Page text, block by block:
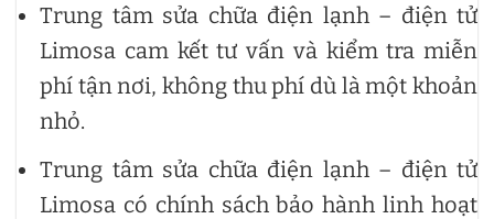
Trung tâm sửa chữa điện lạnh – điện tử
Limosa cam kết tư vấn và kiểm tra miễn
phí tận nơi, không thu phí dù là một khoản
nhỏ.
Trung tâm sửa chữa điện lạnh – điện tử
Limosa có chính sách bảo hành linh hoạt